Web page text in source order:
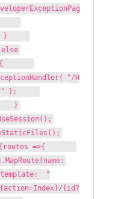
}
else
{
"/H
);
}
=>{
"
{id?